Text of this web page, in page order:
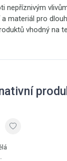
nepříznivým
a materiál pro
vhodný na